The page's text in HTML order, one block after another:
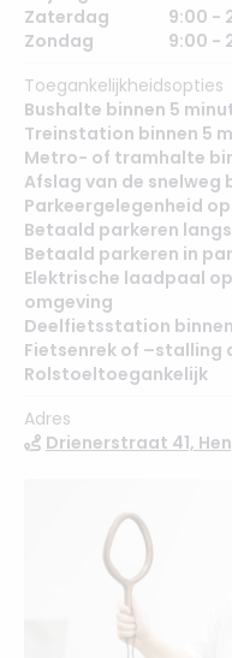
Zaterdag
9:00 -
Zondag
9:00 -
Toegankelijkheidsopties
Bushalte binnen 5
Treinstation binnen 5
Metro- of tramhalte
Afslag van de snelweg
Parkeergelegenheid
Betaald parkeren
Betaald parkeren in
Elektrische laadpaal
omgeving
Deelfietsstation
Fietsenrek of –stalling
Rolstoeltoegankelijk
Adres
Drienerstraat 41,